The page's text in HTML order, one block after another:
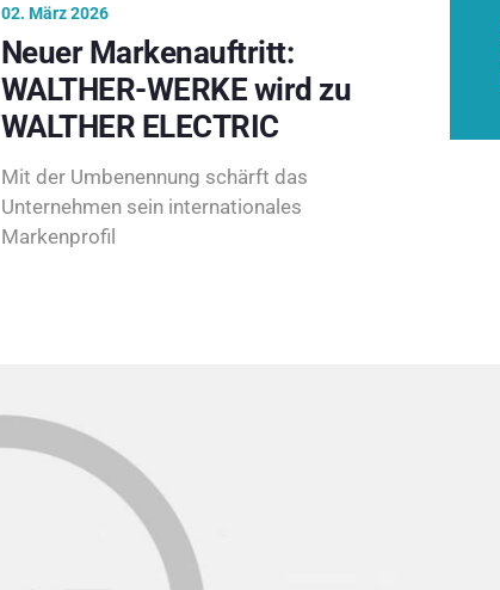
02. März 2026
Neuer Markenauftritt:
WALTHER-WERKE wird zu
WALTHER ELECTRIC
Mit der Umbenennung schärft das
Unternehmen sein internationales
Markenprofil